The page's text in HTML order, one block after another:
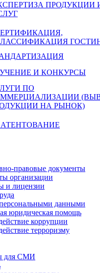
ПРОДУКЦИИ
И КОНКУРСЫ
ПО
НА РЫНОК)
правовые документы
организации
и лицензии
данными
юридическая помощь
коррупции
терроризму
для СМИ